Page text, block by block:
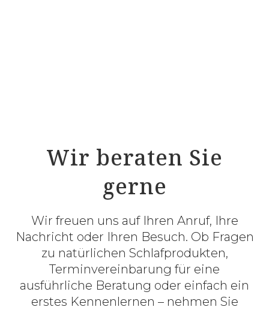
Wir beraten Sie
gerne
Wir freuen uns auf Ihren Anruf, Ihre
Nachricht oder Ihren Besuch. Ob Fragen
zu natürlichen Schlafprodukten,
Terminvereinbarung für eine
ausführliche Beratung oder einfach ein
erstes Kennenlernen – nehmen Sie